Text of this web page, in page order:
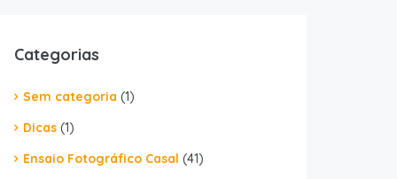
Categorias
Sem categoria (1)
Dicas (1)
Ensaio Fotográfico Casal (41)